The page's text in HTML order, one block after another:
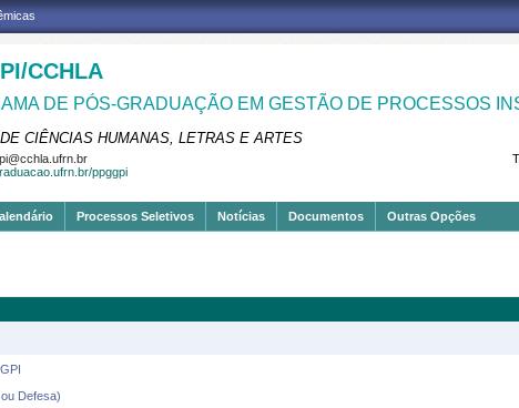
CCHLA
DE PÓS-GRADUAÇÃO EM GESTÃO DE PROCESSOS
CIÊNCIAS HUMANAS, LETRAS E ARTES
ppggpi
Processos Seletivos Notícias Documentos Outras Opções
Defesa)